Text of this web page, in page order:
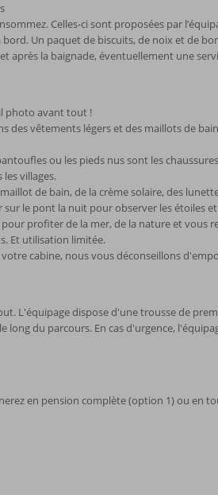
Celles-ci sont proposées par
Un paquet de biscuits, de noix et de
après la baignade, éventuellement une
photo avant tout !
des vêtements légers et des maillots de
ou les pieds nus sont les
les villages.
de bain, de la crème solaire, des
le pont la nuit pour observer les étoiles
profiter de la mer, de la nature et
Et utilisation limitée.
cabine, nous vous déconseillons
L'équipage dispose d'une trousse de
long du parcours. En cas d'urgence,
en pension complète (option 1) ou en